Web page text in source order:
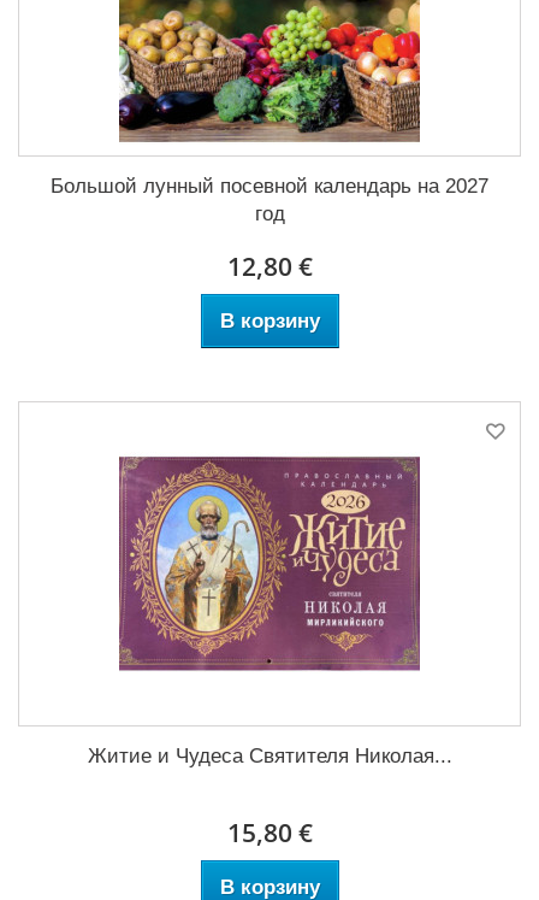
Большой лунный посевной календарь на 2027
год
12,80 €
В корзину
Житие и Чудеса Святителя Николая...
15,80 €
В корзину